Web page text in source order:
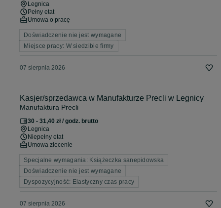
Legnica
Pełny etat
Umowa o pracę
Doświadczenie nie jest wymagane
Miejsce pracy: W siedzibie firmy
07 sierpnia 2026
Kasjer/sprzedawca w Manufakturze Precli w Legnicy
Manufaktura Precli
30 - 31,40 zł / godz. brutto
Legnica
Niepełny etat
Umowa zlecenie
Specjalne wymagania: Książeczka sanepidowska
Doświadczenie nie jest wymagane
Dyspozycyjność: Elastyczny czas pracy
07 sierpnia 2026